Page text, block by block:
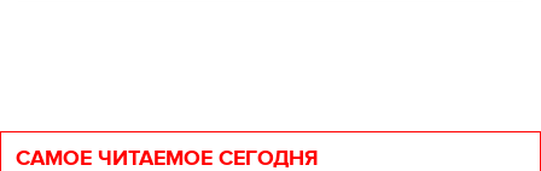
САМОЕ ЧИТАЕМОЕ СЕГОДНЯ